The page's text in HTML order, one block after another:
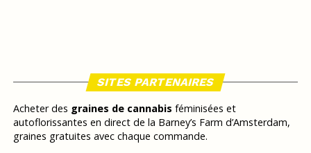
SITES PARTENAIRES
Acheter des graines de cannabis féminisées et
autoflorissantes en direct de la Barney’s Farm d’Amsterdam,
graines gratuites avec chaque commande.